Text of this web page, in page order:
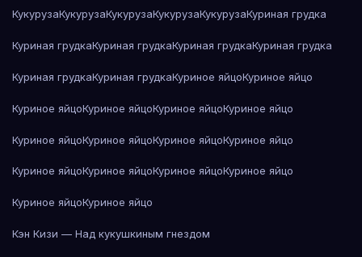
КукурузаКукурузаКукурузаКукурузаКукурузаКуриная грудка
Куриная грудкаКуриная грудкаКуриная грудкаКуриная грудка
Куриная грудкаКуриная грудкаКуриное яйцоКуриное яйцо
Куриное яйцоКуриное яйцоКуриное яйцоКуриное яйцо
Куриное яйцоКуриное яйцоКуриное яйцоКуриное яйцо
Куриное яйцоКуриное яйцоКуриное яйцоКуриное яйцо
Куриное яйцоКуриное яйцо
Кэн Кизи — Над кукушкиным гнездом